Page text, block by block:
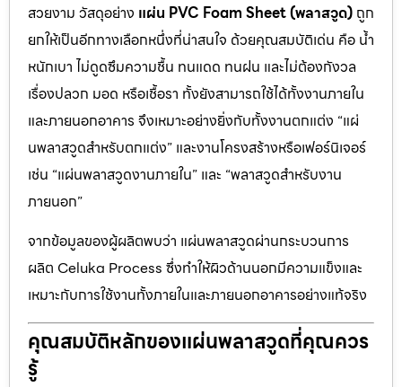
สวยงาม วัสดุอย่าง แผ่น PVC Foam Sheet (พลาสวูด) ถูก
ยกให้เป็นอีกทางเลือกหนึ่งที่น่าสนใจ ด้วยคุณสมบัติเด่น คือ น้ำ
หนักเบา ไม่ดูดซึมความชื้น ทนแดด ทนฝน และไม่ต้องกังวล
เรื่องปลวก มอด หรือเชื้อรา ทั้งยังสามารถใช้ได้ทั้งงานภายใน
และภายนอกอาคาร จึงเหมาะอย่างยิ่งกับทั้งงานตกแต่ง “แผ่
นพลาสวูดสำหรับตกแต่ง” และงานโครงสร้างหรือเฟอร์นิเจอร์
เช่น “แผ่นพลาสวูดงานภายใน” และ “พลาสวูดสำหรับงาน
ภายนอก”
จากข้อมูลของผู้ผลิตพบว่า แผ่นพลาสวูดผ่านกระบวนการ
ผลิต Celuka Process ซึ่งทำให้ผิวด้านนอกมีความแข็งและ
เหมาะกับการใช้งานทั้งภายในและภายนอกอาคารอย่างแท้จริง
คุณสมบัติหลักของแผ่นพลาสวูดที่คุณควร
รู้